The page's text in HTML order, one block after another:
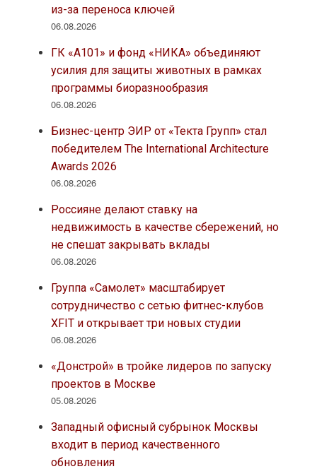
из-за переноса ключей
06.08.2026
ГК «А101» и фонд «НИКА» объединяют
усилия для защиты животных в рамках
программы биоразнообразия
06.08.2026
Бизнес-центр ЭИР от «Текта Групп» стал
победителем The International Architecture
Awards 2026
06.08.2026
Россияне делают ставку на
недвижимость в качестве сбережений, но
не спешат закрывать вклады
06.08.2026
Группа «Самолет» масштабирует
сотрудничество с сетью фитнес-клубов
XFIT и открывает три новых студии
06.08.2026
«Донстрой» в тройке лидеров по запуску
проектов в Москве
05.08.2026
Западный офисный субрынок Москвы
входит в период качественного
обновления